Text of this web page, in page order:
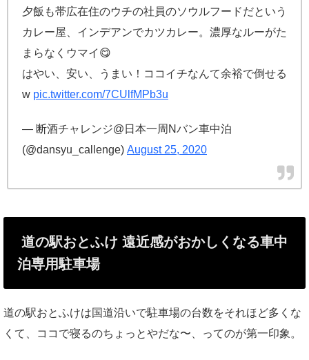
夕飯も帯広在住のウチの社員のソウルフードだという
カレー屋、インデアンでカツカレー。濃厚なルーがた
まらなくウマイ😋
はやい、安い、うまい！ココイチなんて余裕で倒せる
w pic.twitter.com/7CUlfMPb3u
— 断酒チャレンジ@日本一周Nバン車中泊
(@dansyu_callenge) August 25, 2020
道の駅おとふけ 遠近感がおかしくなる車中
泊専用駐車場
道の駅おとふけは国道沿いで駐車場の台数をそれほど多くな
くて、ココで寝るのちょっとやだな〜、ってのが第一印象。